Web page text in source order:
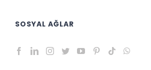
SOSYAL AĞLAR